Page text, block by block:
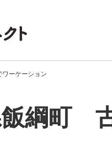
ーケーション
綱町